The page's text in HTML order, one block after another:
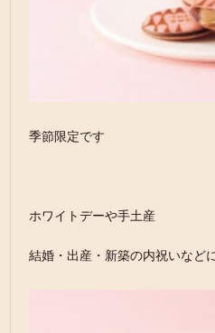
季節限定です
ホワイトデーや手土産
結婚・出産・新築の内祝いなど